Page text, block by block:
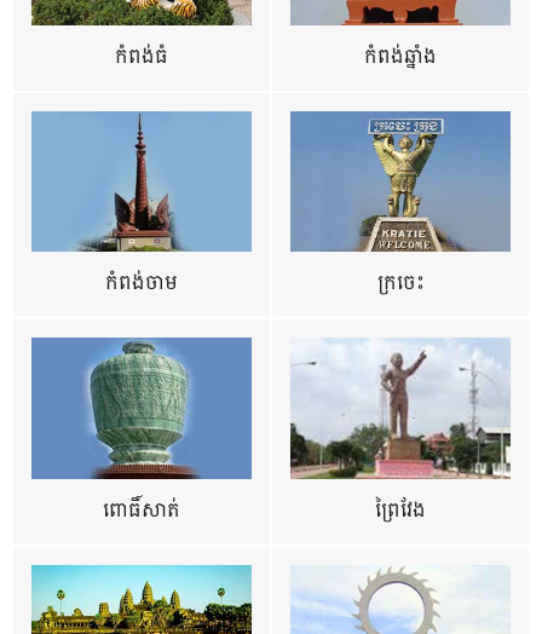
កំពង់ធំ កំពង់ឆ្នាំង
កំពង់ចាម ក្រចេះ
ពោធិ៍សាត់ ព្រៃវែង